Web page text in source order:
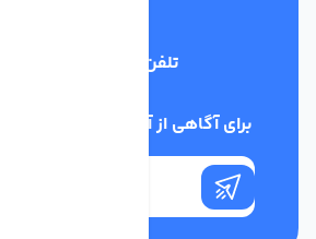
تلفن پشتیبانی
برای آگاهی از آخرین اخبار در